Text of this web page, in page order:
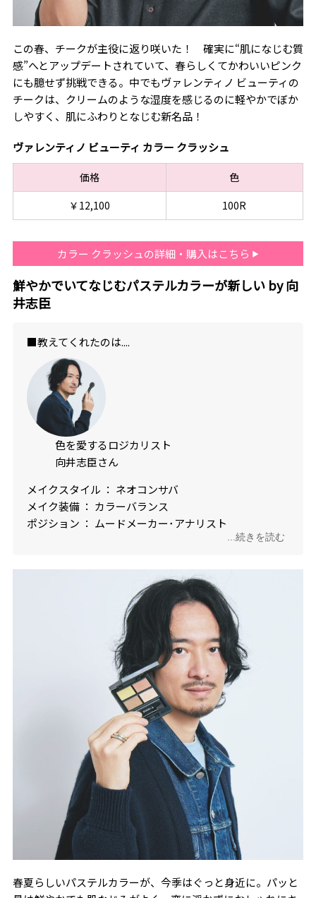
この春、チークが主役に返り咲いた！ 確実に“肌になじむ質
感”へとアップデートされていて、春らしくてかわいいピンク
にも臆せず挑戦できる。中でもヴァレンティノ ビューティの
チークは、クリームのような湿度を感じるのに軽やかでぼか
しやすく、肌にふわりとなじむ新名品！
ヴァレンティノ ビューティ カラー クラッシュ
価格
色
￥12,100
100R
カラー クラッシュの詳細・購入はこちら
鮮やかでいてなじむパステルカラーが新しい by 向
井志臣
■教えてくれたのは....
色を愛するロジカリスト
向井志臣さん
メイクスタイル ： ネオコンサバ
メイク装備 ： カラーバランス
ポジション ： ムードメーカー･アナリスト
で、本座談会のムードを心地よく安定させるキーパー
ソン的存在。マキアージュなどの人気ブランドの広告
ビジュアルを担当した経験もある実力派。
...続きを読む
春夏らしいパステルカラーが、今季はぐっと身近に。パッと